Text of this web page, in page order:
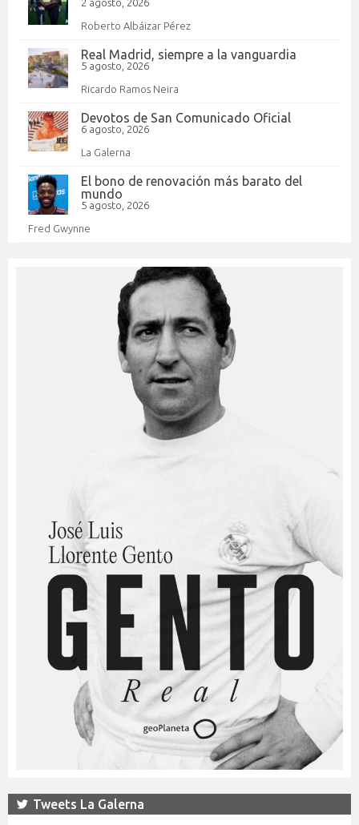
Roberto Albáizar Pérez
Real Madrid, siempre a la vanguardia
5 agosto, 2026
Ricardo Ramos Neira
Devotos de San Comunicado Oficial
6 agosto, 2026
La Galerna
El bono de renovación más barato del
mundo
5 agosto, 2026
Fred Gwynne
Tweets La Galerna